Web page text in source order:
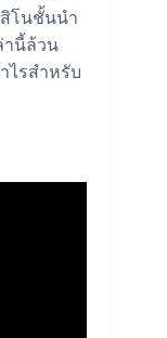
สิโนชั้นนำ
านี้ล้วน
ไรสำหรับ